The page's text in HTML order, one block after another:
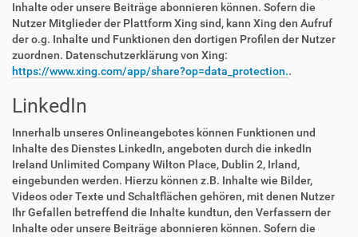
Inhalte oder unsere Beiträge abonnieren können. Sofern die
Nutzer Mitglieder der Plattform Xing sind, kann Xing den Aufruf
der o.g. Inhalte und Funktionen den dortigen Profilen der Nutzer
zuordnen. Datenschutzerklärung von Xing:
https://www.xing.com/app/share?op=data_protection..
LinkedIn
Innerhalb unseres Onlineangebotes können Funktionen und
Inhalte des Dienstes LinkedIn, angeboten durch die inkedIn
Ireland Unlimited Company Wilton Place, Dublin 2, Irland,
eingebunden werden. Hierzu können z.B. Inhalte wie Bilder,
Videos oder Texte und Schaltflächen gehören, mit denen Nutzer
Ihr Gefallen betreffend die Inhalte kundtun, den Verfassern der
Inhalte oder unsere Beiträge abonnieren können. Sofern die